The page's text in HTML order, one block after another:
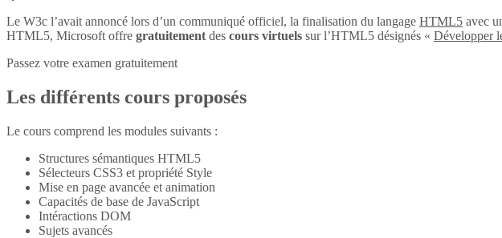
Le W3c l’avait annoncé lors d’un communiqué officiel, la finalisation du langage HTML5 avec
HTML5, Microsoft offre gratuitement des cours virtuels sur l’HTML5 désignés « Développer
Passez votre examen gratuitement
Les différents cours proposés
Le cours comprend les modules suivants :
Structures sémantiques HTML5
Sélecteurs CSS3 et propriété Style
Mise en page avancée et animation
Capacités de base de JavaScript
Intéractions DOM
Sujets avancés